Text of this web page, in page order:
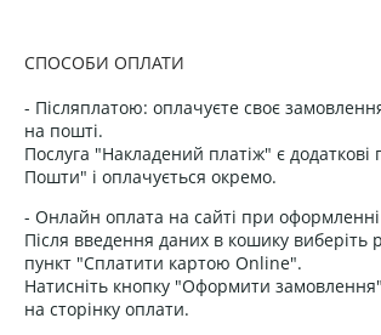
СПОСОБИ ОПЛАТИ
- Післяплатою: оплачуєте своє
на пошті.
Послуга "Накладений платіж" є додаткові
Пошти" і оплачується окремо.
- Онлайн оплата на сайті при
Після введення даних в кошику виберіть
пункт "Сплатити картою Online".
Натисніть кнопку "Оформити
на сторінку оплати.